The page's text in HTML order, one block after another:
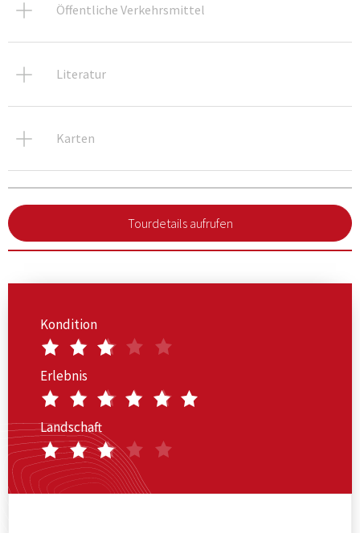
Öffentliche Verkehrsmittel
Literatur
Karten
Tourdetails aufrufen
Kondition
Erlebnis
Landschaft